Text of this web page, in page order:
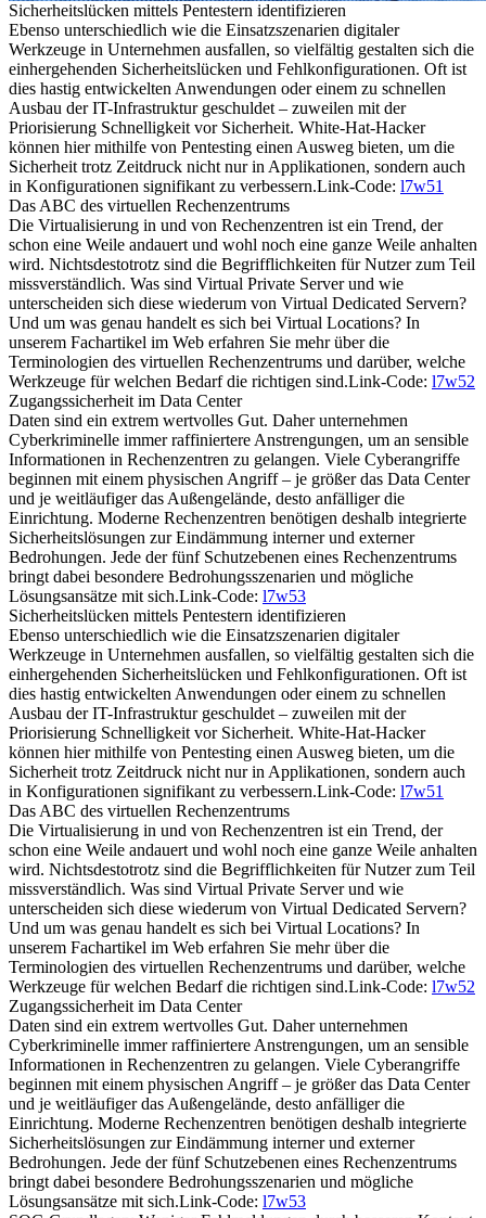
Sicherheitslücken mittels Pentestern identifizieren
Ebenso unterschiedlich wie die Einsatzszenarien digitaler
Werkzeuge in Unternehmen ausfallen, so vielfältig gestalten sich die
einhergehenden Sicherheitslücken und Fehlkonfigurationen. Oft ist
dies hastig entwickelten Anwendungen oder einem zu schnellen
Ausbau der IT-Infrastruktur geschuldet – zuweilen mit der
Priorisierung Schnelligkeit vor Sicherheit. White-Hat-Hacker
können hier mithilfe von Pentesting einen Ausweg bieten, um die
Sicherheit trotz Zeitdruck nicht nur in Applikationen, sondern auch
in Konfigurationen signifikant zu verbessern.Link-Code: l7w51
Das ABC des virtuellen Rechenzentrums
Die Virtualisierung in und von Rechenzentren ist ein Trend, der
schon eine Weile andauert und wohl noch eine ganze Weile anhalten
wird. Nichtsdestotrotz sind die Begrifflichkeiten für Nutzer zum Teil
missverständlich. Was sind Virtual Private Server und wie
unterscheiden sich diese wiederum von Virtual Dedicated Servern?
Und um was genau handelt es sich bei Virtual Locations? In
unserem Fachartikel im Web erfahren Sie mehr über die
Terminologien des virtuellen Rechenzentrums und darüber, welche
Werkzeuge für welchen Bedarf die richtigen sind.Link-Code: l7w52
Zugangssicherheit im Data Center
Daten sind ein extrem wertvolles Gut. Daher unternehmen
Cyberkriminelle immer raffiniertere Anstrengungen, um an sensible
Informationen in Rechenzentren zu gelangen. Viele Cyberangriffe
beginnen mit einem physischen Angriff – je größer das Data Center
und je weitläufiger das Außengelände, desto anfälliger die
Einrichtung. Moderne Rechenzentren benötigen deshalb integrierte
Sicherheitslösungen zur Eindämmung interner und externer
Bedrohungen. Jede der fünf Schutzebenen eines Rechenzentrums
bringt dabei besondere Bedrohungsszenarien und mögliche
Lösungsansätze mit sich.Link-Code: l7w53
Sicherheitslücken mittels Pentestern identifizieren
Ebenso unterschiedlich wie die Einsatzszenarien digitaler
Werkzeuge in Unternehmen ausfallen, so vielfältig gestalten sich die
einhergehenden Sicherheitslücken und Fehlkonfigurationen. Oft ist
dies hastig entwickelten Anwendungen oder einem zu schnellen
Ausbau der IT-Infrastruktur geschuldet – zuweilen mit der
Priorisierung Schnelligkeit vor Sicherheit. White-Hat-Hacker
können hier mithilfe von Pentesting einen Ausweg bieten, um die
Sicherheit trotz Zeitdruck nicht nur in Applikationen, sondern auch
in Konfigurationen signifikant zu verbessern.Link-Code: l7w51
Das ABC des virtuellen Rechenzentrums
Die Virtualisierung in und von Rechenzentren ist ein Trend, der
schon eine Weile andauert und wohl noch eine ganze Weile anhalten
wird. Nichtsdestotrotz sind die Begrifflichkeiten für Nutzer zum Teil
missverständlich. Was sind Virtual Private Server und wie
unterscheiden sich diese wiederum von Virtual Dedicated Servern?
Und um was genau handelt es sich bei Virtual Locations? In
unserem Fachartikel im Web erfahren Sie mehr über die
Terminologien des virtuellen Rechenzentrums und darüber, welche
Werkzeuge für welchen Bedarf die richtigen sind.Link-Code: l7w52
Zugangssicherheit im Data Center
Daten sind ein extrem wertvolles Gut. Daher unternehmen
Cyberkriminelle immer raffiniertere Anstrengungen, um an sensible
Informationen in Rechenzentren zu gelangen. Viele Cyberangriffe
beginnen mit einem physischen Angriff – je größer das Data Center
und je weitläufiger das Außengelände, desto anfälliger die
Einrichtung. Moderne Rechenzentren benötigen deshalb integrierte
Sicherheitslösungen zur Eindämmung interner und externer
Bedrohungen. Jede der fünf Schutzebenen eines Rechenzentrums
bringt dabei besondere Bedrohungsszenarien und mögliche
Lösungsansätze mit sich.Link-Code: l7w53